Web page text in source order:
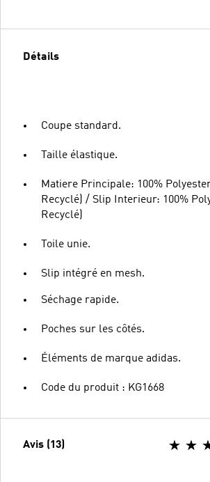
Détails
Coupe standard.
Taille élastique.
Matiere Principale: 100%
Recyclé) / Slip Interieur: 100%
Recyclé)
Toile unie.
Slip intégré en mesh.
Séchage rapide.
Poches sur les côtés.
Éléments de marque adidas.
Code du produit : KG1668
Avis (13)